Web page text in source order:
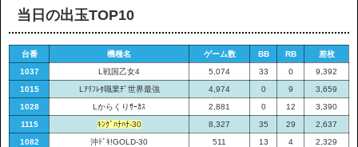
当日の出玉TOP10
台番 機種名 ゲーム数 BB RB
差枚
1037
L戦国乙女4 5,074 33 0
9,392
1015
Lｱﾘﾌﾚﾀ職業ﾃﾞ世界最強 4,974 0 9
3,659
1028
Lからくりｻｰｶｽ 2,881 0 12
3,390
1115
ｷﾝｸﾞﾊﾅﾊﾅ-30 8,327 35 29
2,637
1082
沖ﾄﾞｷ!GOLD-30 511 13 4
2,329